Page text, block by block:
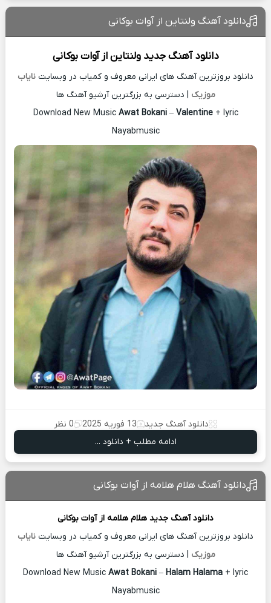
دانلود آهنگ ولنتاین از آوات بوکانی
دانلود آهنگ جدید ولنتاین ازآوات بوکانی
دانلود بروزترین آهنگ های ایرانی معروف و کمیاب در وبسایت نایاب
موزیک | دسترسی به بزرگترین آرشیو آهنگ ها
Download New Music Awat Bokani– Valentine+ lyric
Nayabmusic
دانلود آهنگ جدید 13 فوریه 2025
0 نظر
ادامه مطلب + دانلود ...
دانلود آهنگ هلام هلامه از آوات بوکانی
دانلود آهنگ جدید هلام هلامه ازآوات بوکانی
دانلود بروزترین آهنگ های ایرانی معروف و کمیاب در وبسایت نایاب
موزیک | دسترسی به بزرگترین آرشیو آهنگ ها
Download New Music Awat Bokani – Halam Halama + lyric
Nayabmusic